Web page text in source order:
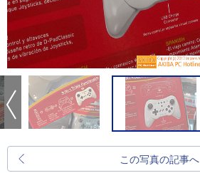
この写真の記事へ